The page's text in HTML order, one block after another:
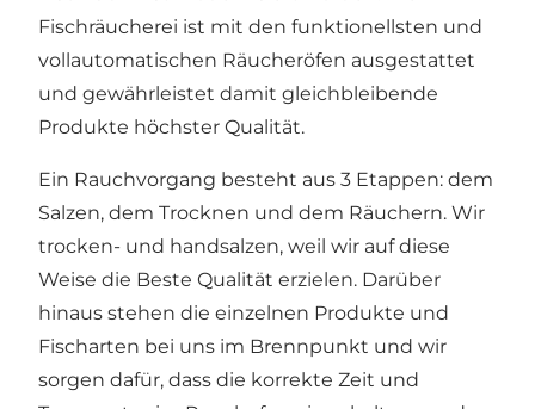
Fischräucherei ist mit den funktionellsten und
vollautomatischen Räucheröfen ausgestattet
und gewährleistet damit gleichbleibende
Produkte höchster Qualität.
Ein Rauchvorgang besteht aus 3 Etappen: dem
Salzen, dem Trocknen und dem Räuchern. Wir
trocken- und handsalzen, weil wir auf diese
Weise die Beste Qualität erzielen. Darüber
hinaus stehen die einzelnen Produkte und
Fischarten bei uns im Brennpunkt und wir
sorgen dafür, dass die korrekte Zeit und